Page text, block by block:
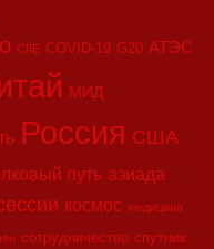
CIIE COVID-19 G20 АТЭС
МИД
Россия США
путь азиада
космос медицина
сотрудничество спутник